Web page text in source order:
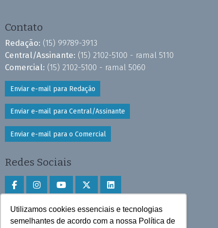
Utilizamos cookies essenciais e tecnologias
semelhantes de acordo com a nossa Política de
Contato
Redação: (15) 99789-3913
Central/Assinante: (15) 2102-5100 - ramal 5110
Comercial: (15) 2102-5100 - ramal 5060
Enviar e-mail para Redação
Enviar e-mail para Central/Assinante
Enviar e-mail para o Comercial
Redes Sociais
Faça download do aplicativo